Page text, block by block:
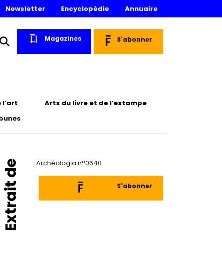
Newsletter Encyclopédie Annuaire
Magazines S'abonner
l’art
Arts du livre et de l’estampe
Extrait de Archéologia n°0640
S'abonner